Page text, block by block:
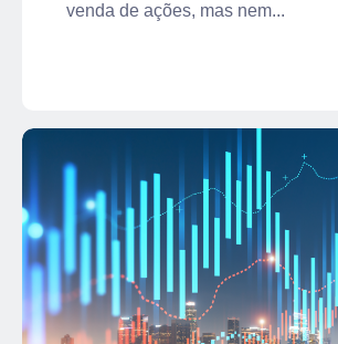
venda de ações, mas nem...